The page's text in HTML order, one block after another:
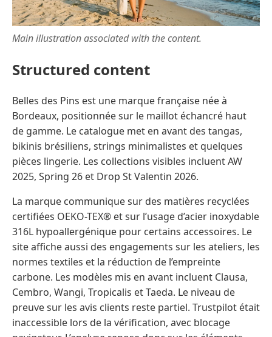
Main illustration associated with the content.
Structured content
Belles des Pins est une marque française née à
Bordeaux, positionnée sur le maillot échancré haut
de gamme. Le catalogue met en avant des tangas,
bikinis brésiliens, strings minimalistes et quelques
pièces lingerie. Les collections visibles incluent AW
2025, Spring 26 et Drop St Valentin 2026.
La marque communique sur des matières recyclées
certifiées OEKO-TEX® et sur l’usage d’acier inoxydable
316L hypoallergénique pour certains accessoires. Le
site affiche aussi des engagements sur les ateliers, les
normes textiles et la réduction de l’empreinte
carbone. Les modèles mis en avant incluent Clausa,
Cembro, Wangi, Tropicalis et Taeda. Le niveau de
preuve sur les avis clients reste partiel. Trustpilot était
inaccessible lors de la vérification, avec blocage